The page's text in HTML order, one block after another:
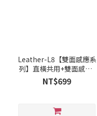
Leather-L8【雙面感應系
列】直橫共用+雙面感應-
商務風PU皮證件卡套
NT$699